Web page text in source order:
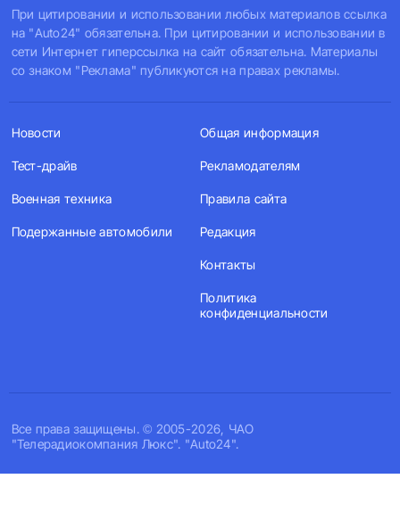
При цитировании и использовании любых материалов ссылка
на "Auto24" обязательна. При цитировании и использовании в
сети Интернет гиперссылка на сайт обязательна. Материалы
со знаком "Реклама" публикуются на правах рекламы.
Все права защищены. © 2005-2026, ЧАО
"Телерадиокомпания Люкс". "Auto24".
Новости
Тест-драйв
Военная техника
Подержанные автомобили
Общая информация
Рекламодателям
Правила сайта
Редакция
Контакты
Политика
конфиденциальности